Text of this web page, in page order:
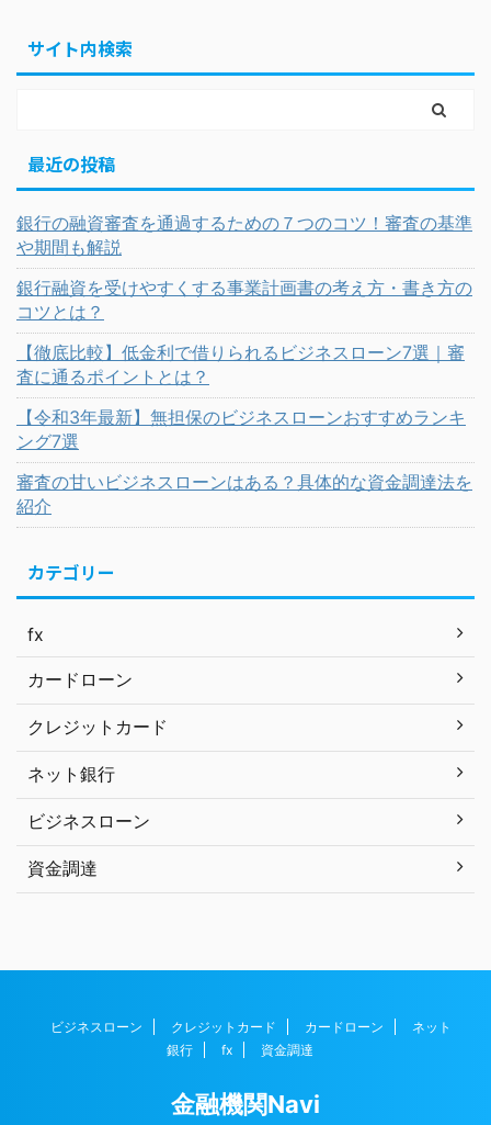
サイト内検索
最近の投稿
銀行の融資審査を通過するための７つのコツ！審査の基準
や期間も解説
銀行融資を受けやすくする事業計画書の考え方・書き方の
コツとは？
【徹底比較】低金利で借りられるビジネスローン7選｜審
査に通るポイントとは？
【令和3年最新】無担保のビジネスローンおすすめランキ
ング7選
審査の甘いビジネスローンはある？具体的な資金調達法を
紹介
カテゴリー
fx
カードローン
クレジットカード
ネット銀行
ビジネスローン
資金調達
ビジネスローン クレジットカード カードローン
ネット
銀行
fx 資金調達
金融機関Navi